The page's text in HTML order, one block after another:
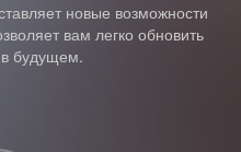
новые возможности
вам легко обновить
будущем.